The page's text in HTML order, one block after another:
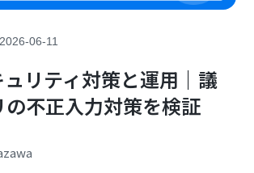
2026-06-11
リティ対策と運用｜議
不正入力対策を検証